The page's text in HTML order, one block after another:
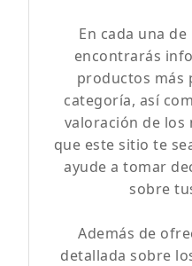
En cada una
encontrarás
productos más
categoría, así
valoración de los
que este sitio te
ayude a tomar
sobre
Además de
detallada sobre